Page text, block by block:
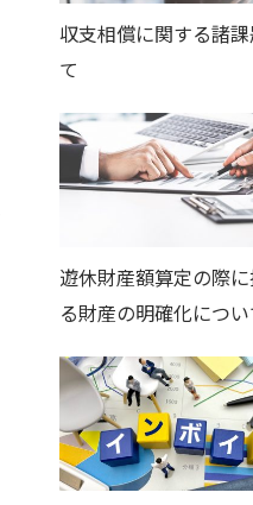
収支相償に関する諸
て
遊休財産額算定の際
る財産の明確化につい